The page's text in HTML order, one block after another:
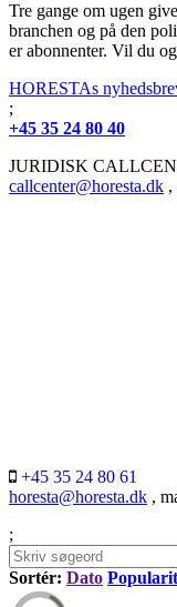
Tre gange om ugen
branchen og på den
er abonnenter. Vil du
HORESTAs
;
+45 35 24 80 40
JURIDISK
callcenter@horesta.dk ,
+45 35 24 80 61
horesta@horesta.dk ,
;
Sortér: Dato